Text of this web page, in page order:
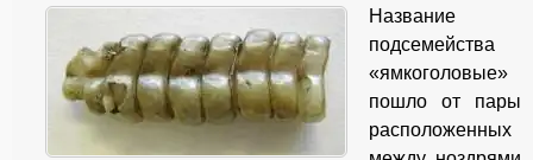
Название
подсемейства
«ямкоголовые»
пошло от пары
расположенных